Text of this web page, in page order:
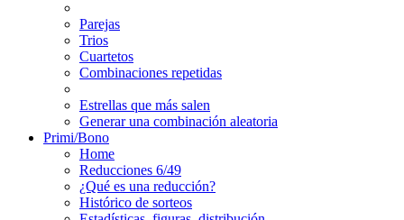
Parejas
Trios
Cuartetos
Combinaciones repetidas
Estrellas que más salen
Generar una combinación aleatoria
Primi/Bono
Home
Reducciones 6/49
¿Qué es una reducción?
Histórico de sorteos